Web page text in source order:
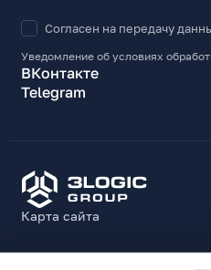
Согласен на передачу
Уведомление об условиях
ВКонтакте
Telegram
Карта сайта